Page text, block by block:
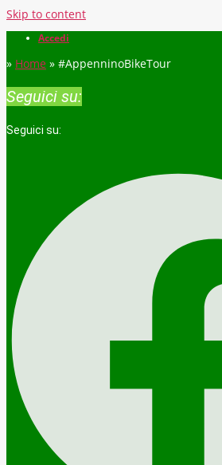
Skip to content
Accedi
» Home » #AppenninoBikeTour
Seguici su:
Seguici su: